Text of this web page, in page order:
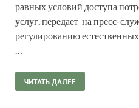
равных условий доступа
услуг, передает на пресс-
регулированию
…
ЧИТАТЬ ДАЛЕЕ